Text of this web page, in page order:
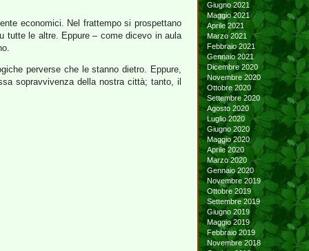
economici. Nel frattempo si prospettano
tutte le altre. Eppure – come dicevo in aula
perverse che le stanno dietro. Eppure,
sopravvivenza della nostra città; tanto, il
Giugno 2021
Maggio 2021
Aprile 2021
Marzo 2021
Febbraio 2021
Gennaio 2021
Dicembre 2020
Novembre 2020
Ottobre 2020
Settembre 2020
Agosto 2020
Luglio 2020
Giugno 2020
Maggio 2020
Aprile 2020
Marzo 2020
Gennaio 2020
Novembre 2019
Ottobre 2019
Settembre 2019
Giugno 2019
Maggio 2019
Febbraio 2019
Novembre 2018